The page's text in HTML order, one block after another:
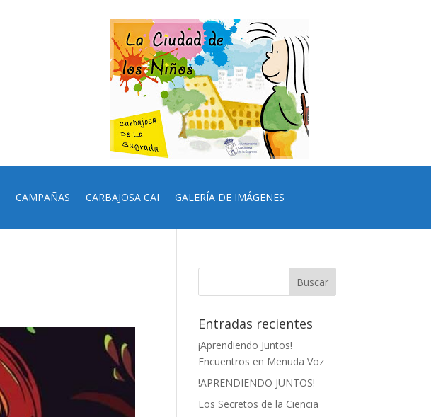
CAMPAÑAS CARBAJOSA CAI GALERÍA DE IMÁGENES
Entradas recientes
¡Aprendiendo Juntos!
Encuentros en Menuda Voz
!APRENDIENDO JUNTOS!
Los Secretos de la Ciencia